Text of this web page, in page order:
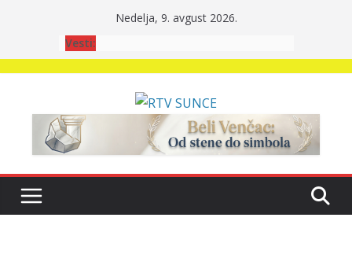
Nedelja, 9. avgust 2026.
Vesti: